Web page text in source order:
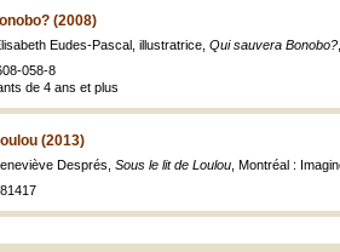
(2008)
Eudes-Pascal, illustratrice, Qui sauvera Bonobo?
058-8
de 4 ans et plus
(2013)
Després, Sous le lit de Loulou , Montréal :